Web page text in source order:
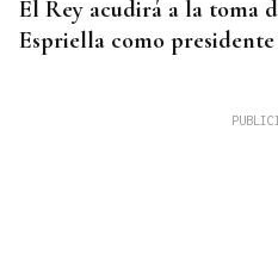
El Rey acudirá a la toma
Espriella como